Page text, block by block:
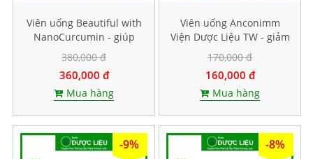
Viên uống Beautiful with
NanoCurcumin - giúp
chống lão hóa, làm đẹp
da. Hộp 60 viên
380,000 đ
360,000 đ
Mua hàng
Viên uống Anconimm
Viện Dược Liệu TW - giảm
nhanh các triệu chứng
ho. Hộp 30 viên
170,000 đ
160,000 đ
Mua hàng
-9% -8%